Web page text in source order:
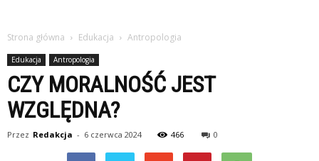
Strona główna Edukacja Antropologia
Edukacja Antropologia
CZY MORALNOŚĆ JEST
WZGLĘDNA?
Przez Redakcja - 6 czerwca 2024 466 0